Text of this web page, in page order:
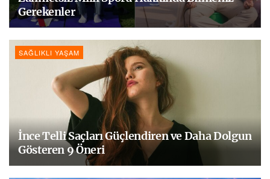
Gerekenler
SAĞLIKLI YAŞAM
İnce Telli Saçları Güçlendiren ve Daha Dolgun
Gösteren 9 Öneri